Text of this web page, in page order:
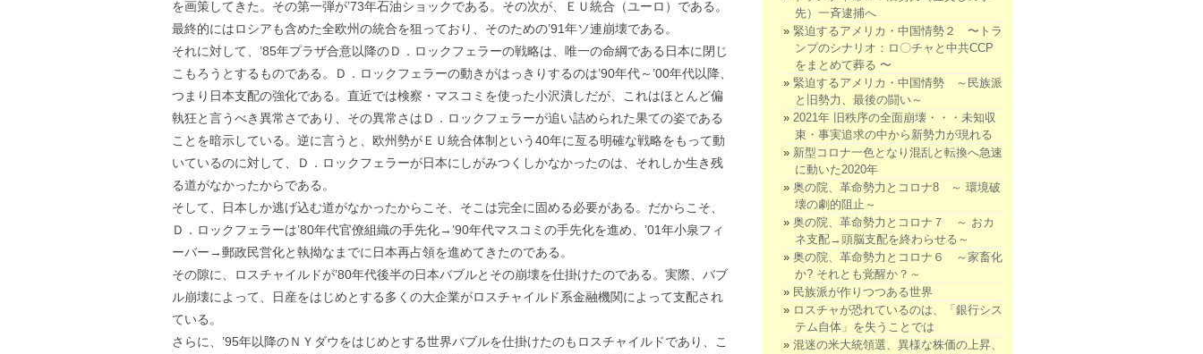
を画策してきた。その第一弾が’73年石油ショックである。その次が、ＥＵ統合（ユーロ）である。
最終的にはロシアも含めた全欧州の統合を狙っており、そのための’91年ソ連崩壊である。
それに対して、’85年プラザ合意以降のＤ．ロックフェラーの戦略は、唯一の命綱である日本に閉じ
こもろうとするものである。Ｄ．ロックフェラーの動きがはっきりするのは’90年代～’00年代以降、
つまり日本支配の強化である。直近では検察・マスコミを使った小沢潰しだが、これはほとんど偏
執狂と言うべき異常さであり、その異常さはＤ．ロックフェラーが追い詰められた果ての姿である
ことを暗示している。逆に言うと、欧州勢がＥＵ統合体制という40年に亙る明確な戦略をもって動
いているのに対して、Ｄ．ロックフェラーが日本にしがみつくしかなかったのは、それしか生き残
る道がなかったからである。
そして、日本しか逃げ込む道がなかったからこそ、そこは完全に固める必要がある。だからこそ、
Ｄ．ロックフェラーは’80年代官僚組織の手先化→’90年代マスコミの手先化を進め、’01年小泉フィ
ーバー→郵政民営化と執拗なまでに日本再占領を進めてきたのである。
その隙に、ロスチャイルドが’80年代後半の日本バブルとその崩壊を仕掛けたのである。実際、バブ
ル崩壊によって、日産をはじめとする多くの大企業がロスチャイルド系金融機関によって支配され
ている。
さらに、’95年以降のＮＹダウをはじめとする世界バブルを仕掛けたのもロスチャイルドであり、こ
先）一斉逮捕へ
緊迫するアメリカ・中国情勢２ 〜トラ
ンプのシナリオ：ロ〇チャと中共CCP
をまとめて葬る 〜
緊迫するアメリカ・中国情勢 ～民族派
と旧勢力、最後の闘い～
2021年 旧秩序の全面崩壊・・・未知収
束・事実追求の中から新勢力が現れる
新型コロナ一色となり混乱と転換へ急速
に動いた2020年
奥の院、革命勢力とコロナ8 ～ 環境破
壊の劇的阻止～
奥の院、革命勢力とコロナ７ ～ おカ
ネ支配→頭脳支配を終わらせる～
奥の院、革命勢力とコロナ６ ～家畜化
か? それとも覚醒か？～
民族派が作りつつある世界
ロスチャが恐れているのは、「銀行シス
テム自体」を失うことでは
混迷の米大統領選、異様な株価の上昇、